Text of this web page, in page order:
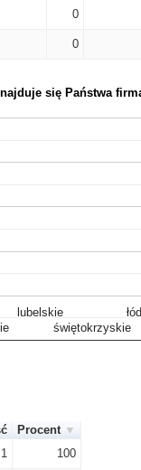
0
0
się Państwa
lubelskie
lubelskie
świętokrzyskie
świętokrzyskie
Procent
1 100